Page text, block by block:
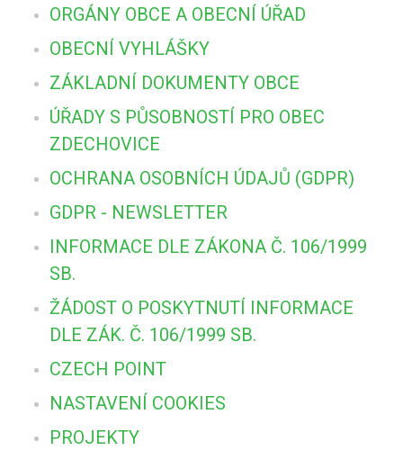
ORGÁNY OBCE A OBECNÍ ÚŘAD
OBECNÍ VYHLÁŠKY
ZÁKLADNÍ DOKUMENTY OBCE
ÚŘADY S PŮSOBNOSTÍ PRO OBEC
ZDECHOVICE
OCHRANA OSOBNÍCH ÚDAJŮ (GDPR)
GDPR - NEWSLETTER
INFORMACE DLE ZÁKONA Č. 106/1999
SB.
ŽÁDOST O POSKYTNUTÍ INFORMACE
DLE ZÁK. Č. 106/1999 SB.
CZECH POINT
NASTAVENÍ COOKIES
PROJEKTY